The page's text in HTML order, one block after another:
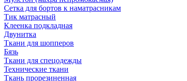
Сетка для бортов к наматрасникам
Тик матрасный
Клеенка подкладная
Двунитка
Ткани для шопперов
Бязь
Ткани для спецодежды
Технические ткани
Ткань прорезиненная